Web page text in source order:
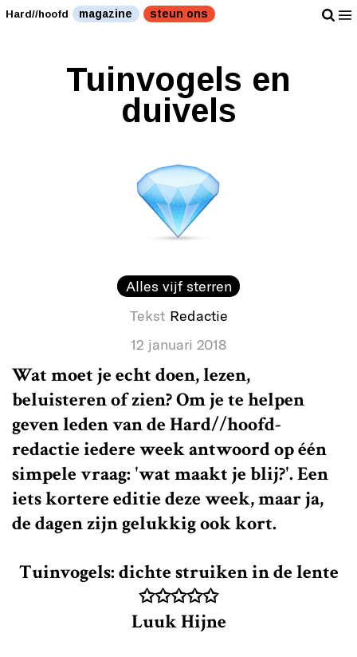
Hard//hoofd magazine steun ons
Tuinvogels en
duivels
Alles vijf sterren
Tekst Redactie
12 januari 2018
Wat moet je echt doen, lezen,
beluisteren of zien? Om je te helpen
geven leden van de Hard//hoofd-
redactie iedere week antwoord op één
simpele vraag: 'wat maakt je blij?'. Een
iets kortere editie deze week, maar ja,
de dagen zijn gelukkig ook kort.
Tuinvogels: dichte struiken in de lente
✩✩✩✩✩
Luuk Hijne